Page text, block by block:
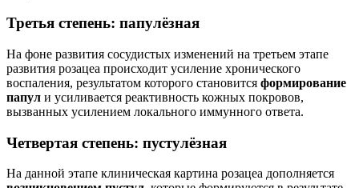
Третья степень: папулёзная
На фоне развития сосудистых изменений на третьем этапе
развития розацеа происходит усиление хронического
воспаления, результатом которого становится формирование
папул и усиливается реактивность кожных покровов,
вызванных усилением локального иммунного ответа.
Четвертая степень: пустулёзная
На данной этапе клиническая картина розацеа дополняется